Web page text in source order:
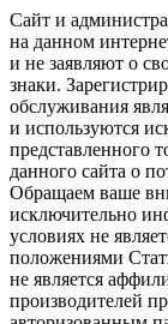
Сайт и
на данном
и не заявляют о
знаки.
обслуживания
и используются
представленного
данного сайта о
Обращаем ваше
исключительно
условиях не
положениями
не является
производителей